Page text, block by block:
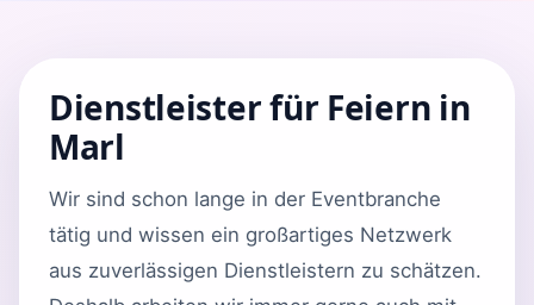
Dienstleister für Feiern in
Marl
Wir sind schon lange in der Eventbranche
tätig und wissen ein großartiges Netzwerk
aus zuverlässigen Dienstleistern zu schätzen.